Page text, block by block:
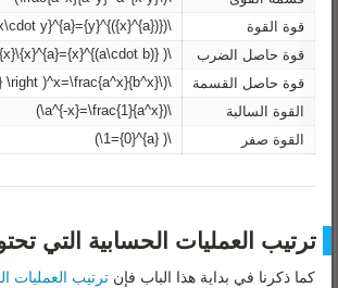
قوة القوة
\({({a}^{x})}^{y}={a}^{x\cdot y}\)
قوة حاصل الضرب
\( {(a\cdot b)}^{x}={a}^{x}\cdot {b}^{x}\)
قوة حاصل القسمة
\(\left ( \frac{a}{b} \right )^x=\frac{a^x}{b^x}\)
القوة السالبة
\(a^{-x}=\frac{1}{a^x}\)
القوة صفر
\( {a}^{0}=1\)
ترتيب العمليات الحسابية التي
كما ذكرنا في بداية هذا الباب فإن ترتيب العمليات